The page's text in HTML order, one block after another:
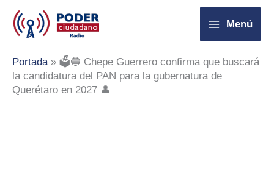
contenido
Menú
Portada» 🗳️🔵 Chepe Guerrero confirma que buscará
la candidatura del PAN para la gubernatura de
Querétaro en 2027 👤